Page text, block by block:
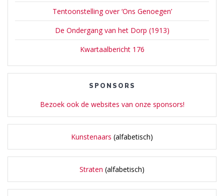
Tentoonstelling over ‘Ons Genoegen’
De Ondergang van het Dorp (1913)
Kwartaalbericht 176
SPONSORS
Bezoek ook de websites van onze sponsors!
Kunstenaars (alfabetisch)
Straten (alfabetisch)